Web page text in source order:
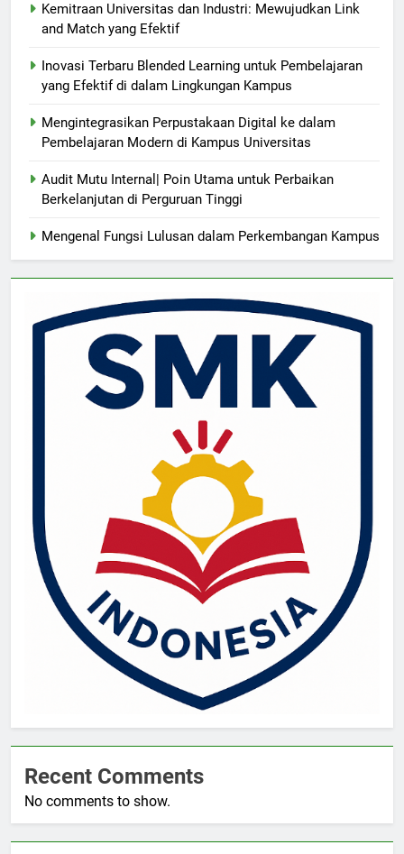
Kemitraan Universitas dan Industri: Mewujudkan Link
and Match yang Efektif
Inovasi Terbaru Blended Learning untuk Pembelajaran
yang Efektif di dalam Lingkungan Kampus
Mengintegrasikan Perpustakaan Digital ke dalam
Pembelajaran Modern di Kampus Universitas
Audit Mutu Internal| Poin Utama untuk Perbaikan
Berkelanjutan di Perguruan Tinggi
Mengenal Fungsi Lulusan dalam Perkembangan Kampus
Recent Comments
No comments to show.